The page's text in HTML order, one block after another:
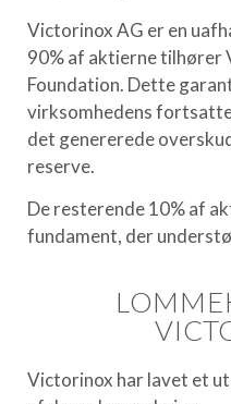
Victorinox AG er en
90% af aktierne tilhører
Foundation. Dette
virksomhedens
det genererede
reserve.
De resterende 10% af
fundament, der
Victorinox har lavet et